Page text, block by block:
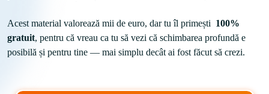
Acest material valorează mii de euro, dar tu îl primești 100%
gratuit, pentru că vreau ca tu să vezi că schimbarea profundă e
posibilă și pentru tine — mai simplu decât ai fost făcut să crezi.